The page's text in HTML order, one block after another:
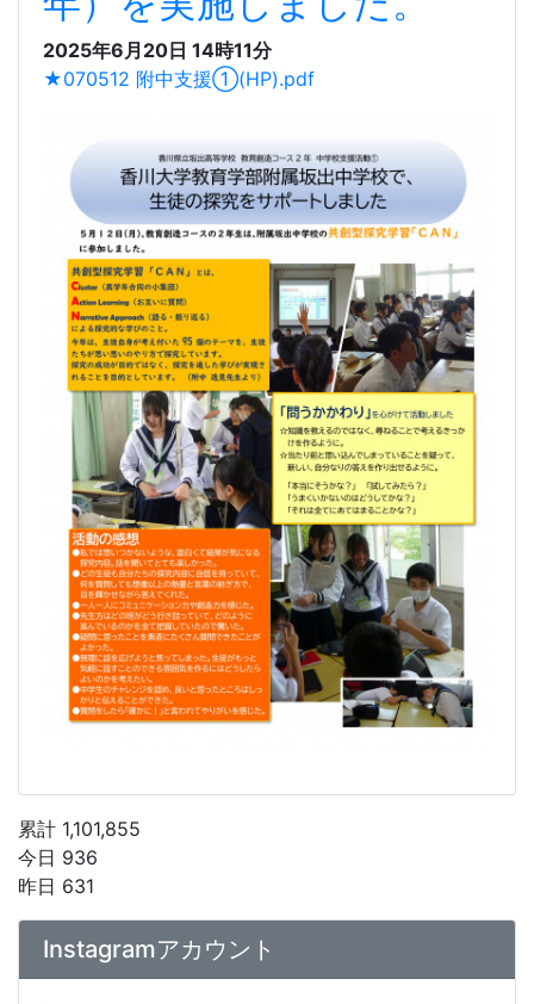
累計 1,101,855
香川大学教育学部付属中
学校で支援活動①（２
2025年6月20日 14時11分
★070512 附中支援①(HP).pdf